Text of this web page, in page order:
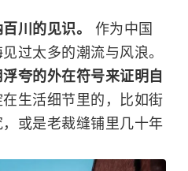
川的见识。 作为中国
过太多的潮流与风浪。
夸的外在符号来证明自
在生活细节里的，比如街
或是老裁缝铺里几十年